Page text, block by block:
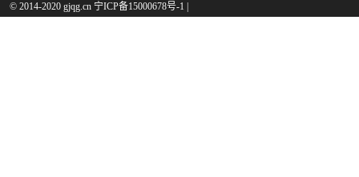
© 2014-2020 gjqg.cn 宁ICP备15000678号-1 |